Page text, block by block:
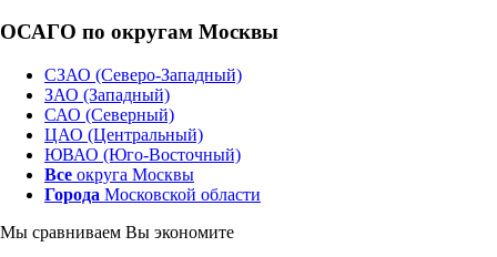
ОСАГО по округам Москвы
СЗАО (Северо-Западный)
ЗАО (Западный)
САО (Северный)
ЦАО (Центральный)
ЮВАО (Юго-Восточный)
Все округа Москвы
Города Московской области
Мы сравниваем Вы экономите